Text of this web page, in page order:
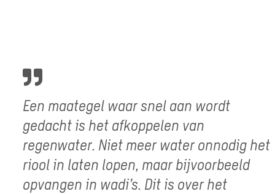
Een maategel waar snel aan wordt
gedacht is het afkoppelen van
regenwater. Niet meer water onnodig het
riool in laten lopen, maar bijvoorbeeld
opvangen in wadi’s. Dit is over het